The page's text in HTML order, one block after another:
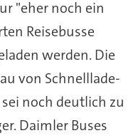
"eher noch ein
Reisebusse
werden. Die
von Schnelllade-
noch deutlich zu
Daimler Buses